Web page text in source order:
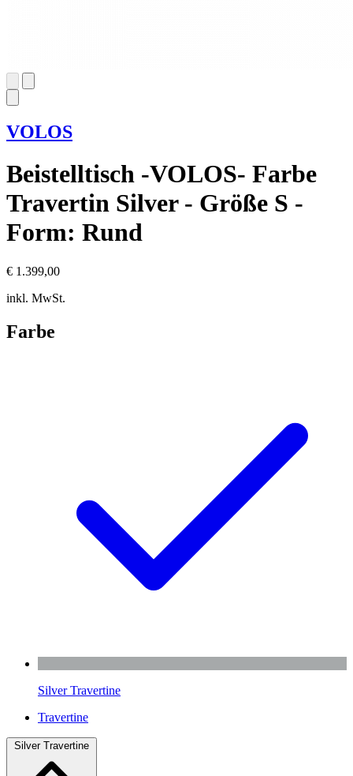
VOLOS
Beistelltisch -VOLOS- Farbe
Travertin Silver - Größe S -
Form: Rund
€ 1.399,00
inkl. MwSt.
Farbe
Silver Travertine
Travertine
Silver Travertine